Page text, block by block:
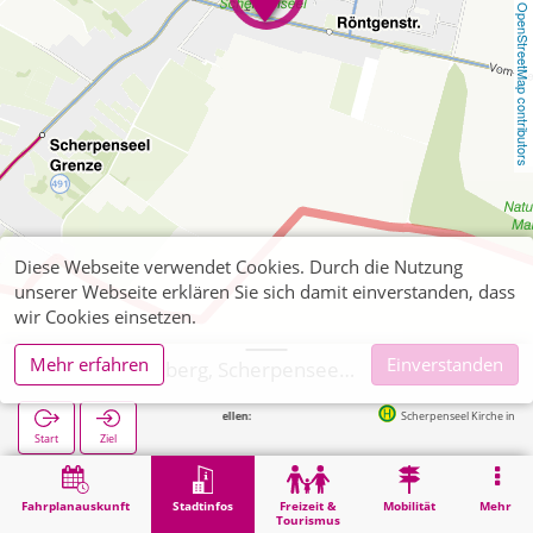
OpenStreetMap contributors
Fahrplanauskunft Stadtinfos
Freizeit &
Tourismus
Mobilität Mehr
Start Ziel
Nächste Haltestellen: Scherpenseel Kirche in 184m
Stadtinfos Übach-Palenberg, Scherpenseel Friedhof
Diese Webseite verwendet Cookies. Durch die Nutzung
unserer Webseite erklären Sie sich damit einverstanden, dass
wir Cookies einsetzen.
Mehr erfahren
Einverstanden